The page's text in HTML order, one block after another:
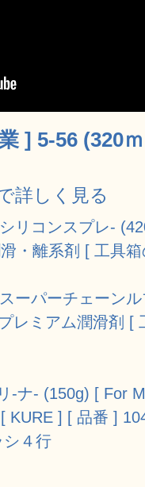
] 5-56 (320
詳しく見る
リコンスプレ-
・離系剤 [ 工具
ーパーチェーン
レミアム潤滑剤 [
-ナ- (150g) [ For
KURE ] [ 品番 ]
４行